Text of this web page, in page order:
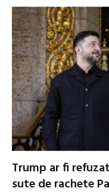
Trump ar fi
sute de rachete